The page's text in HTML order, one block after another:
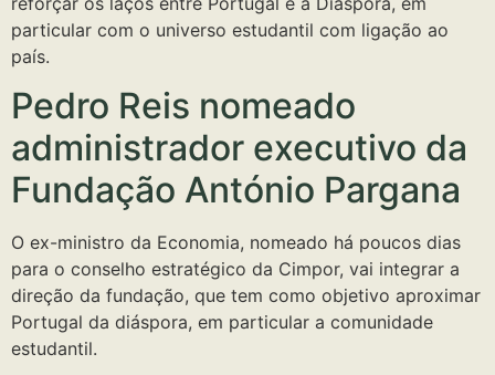
particular com o universo estudantil com ligação ao
país.
Pedro Reis nomeado
administrador executivo da
Fundação António Pargana
O ex-ministro da Economia, nomeado há poucos dias
para o conselho estratégico da Cimpor, vai integrar a
direção da fundação, que tem como objetivo aproximar
Portugal da diáspora, em particular a comunidade
estudantil.